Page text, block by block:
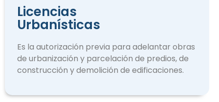
Licencias
Urbanísticas
Es la autorización previa para adelantar obras
de urbanización y parcelación de predios, de
construcción y demolición de edificaciones.